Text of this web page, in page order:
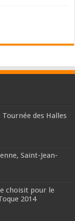
des Halles
Saint-Jean-
choisit pour le
2014